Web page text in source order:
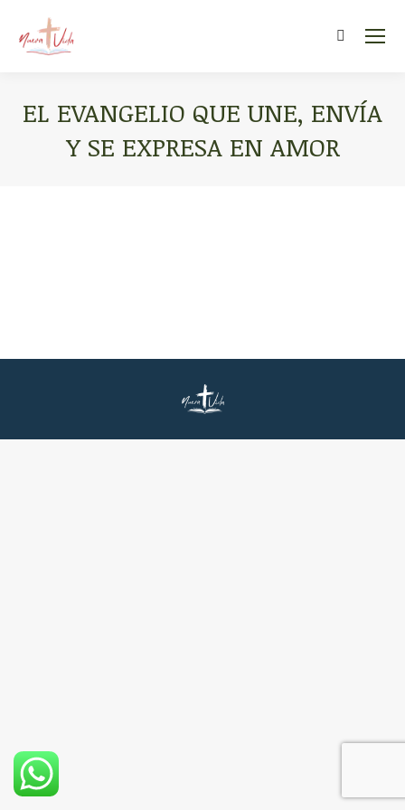
Search:
EL EVANGELIO QUE UNE, ENVÍA
Y SE EXPRESA EN AMOR